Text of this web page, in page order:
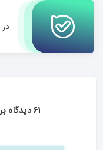
در
61 دیدگاه برای این مقاله ثبت شده است